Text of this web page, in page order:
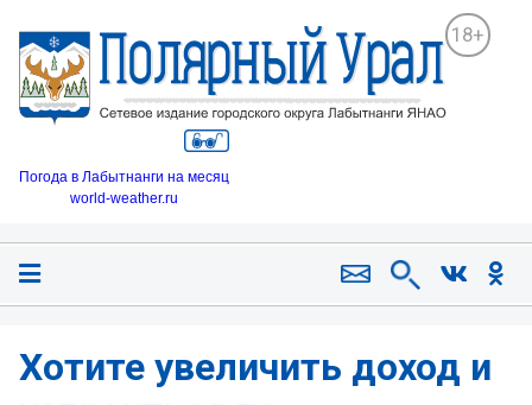
18+
Погода в Лабытнанги на месяц
world-weather.ru
Хотите увеличить доход и